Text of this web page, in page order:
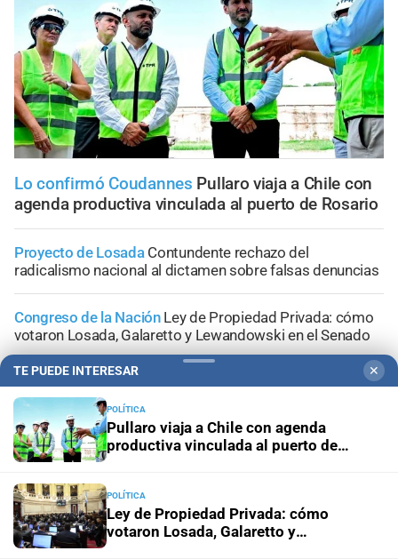
Lo confirmó Coudannes Pullaro viaja a Chile con
agenda productiva vinculada al puerto de Rosario
Proyecto de Losada Contundente rechazo del
radicalismo nacional al dictamen sobre falsas denuncias
Congreso de la Nación Ley de Propiedad Privada: cómo
votaron Losada, Galaretto y Lewandowski en el Senado
El Senado aprobó el
proyecto que agiliza los desalojos y limita las
expropiaciones
Media sanción
biocombustibles en la provincia de Santa Fe
TE PUEDE INTERESAR ✕
POLÍTICA
Pullaro viaja a Chile con agenda
productiva vinculada al puerto de
POLÍTICA
Ley de Propiedad Privada: cómo
votaron Losada, Galaretto y